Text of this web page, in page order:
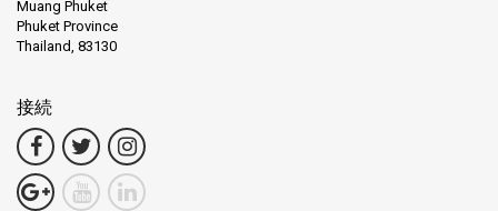
Muang Phuket
Phuket Province
Thailand, 83130
接続